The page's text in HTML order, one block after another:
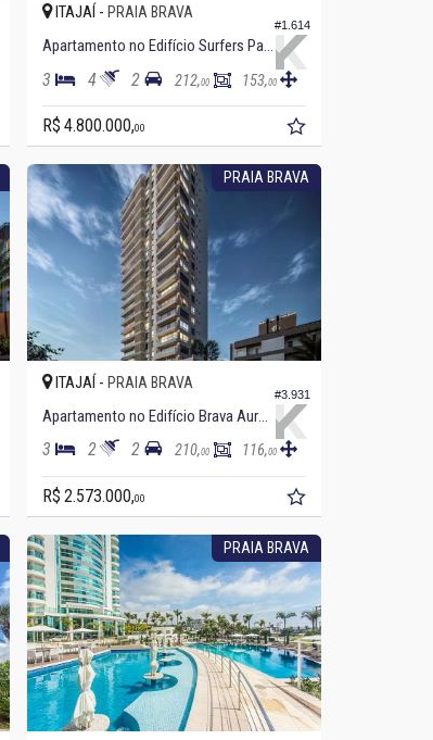
#1.614
ITAJAÍ - PRAIA BRAVA
Apartamento no Edifício Surfers Paradise
3 4 2 212,00 153,00
R$ 4.800.000,00
PRAIA BRAVA
#3.931
ITAJAÍ - PRAIA BRAVA
Apartamento no Edifício Brava Aurora
3 2 2 210,00 116,00
R$ 2.573.000,00
PRAIA BRAVA